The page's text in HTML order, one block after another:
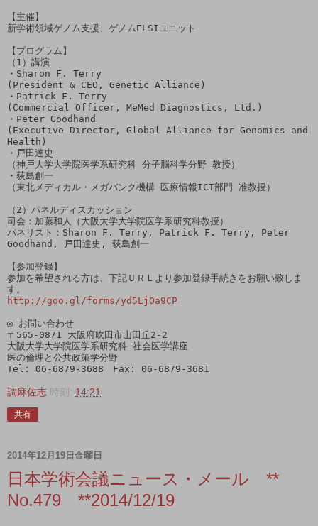
【主催】
新学術領域ゲノム支援、ゲノムELSIユニット
【プログラム】
（1）講演
・Sharon F. Terry
(President & CEO, Genetic Alliance)
・Patrick F. Terry
(Commercial Officer, MeMed Diagnostics, Ltd.)
・Peter Goodhand
(Executive Director, Global Alliance for Genomics and
Health)
・戸田達史
（神戸大学大学院医学系研究科 分子脳科学分野 教授）
・荻島創一
（東北メディカル・メガバンク機構 医療情報ICT部門 准教授）
（2）パネルディスカッション
司会：加藤和人（大阪大学大学院医学系研究科教授）
パネリスト：Sharon F. Terry, Patrick F. Terry, Peter
Goodhand, 戸田達史, 荻島創一
【参加登録】
参加を希望される方は、下記ＵＲＬより参加登録手続きをお願い致しま
http://goo.gl/forms/yd5LjOa9CP
◎ お問い合わせ
〒565-0871 大阪府吹田市山田丘2-2
大阪大学大学院医学系研究科 社会医学講座
医の倫理と公共政策学分野
Tel: 06-6879-3688　Fax: 06-6879-3681
調麻佐志 時刻: 14:21
共有
2014年12月19日金曜日
日本学術会議ニュース・メール **
No.479 **2014/12/19